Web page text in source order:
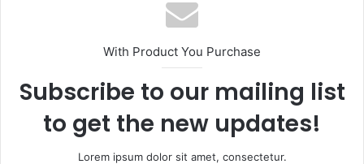
With Product You Purchase
Subscribe to our mailing list
to get the new updates!
Lorem ipsum dolor sit amet, consectetur.